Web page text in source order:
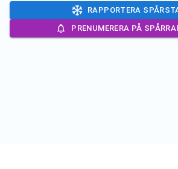
RAPPORTERA
PRENUMERERA PÅ